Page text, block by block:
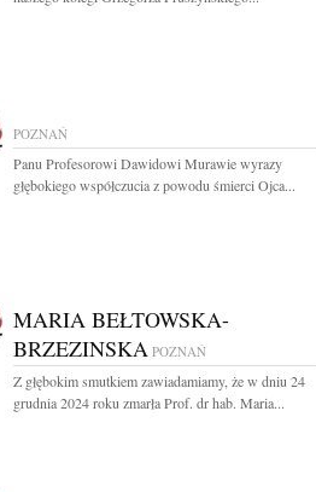
POZNAŃ
Panu Profesorowi Dawidowi Murawie wyrazy
głębokiego współczucia z powodu śmierci Ojca...
MARIA BEŁTOWSKA-
BRZEZINSKA POZNAŃ
Z głębokim smutkiem zawiadamiamy, że w dniu 24
grudnia 2024 roku zmarła Prof. dr hab. Maria...